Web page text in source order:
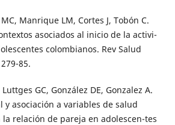
Manrique LM, Cortes J, Tobón C.
asociados al inicio de la activi-
colombianos. Rev Salud
85.
GC, González DE, Gonzalez A.
y asociación a variables de salud
relación de pareja en adolescen-tes